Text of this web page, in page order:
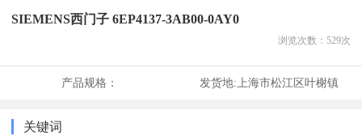
SIEMENS西门子 6EP4137-3AB00-0AY0
浏览次数： 529次
产品规格： 发货地: 上海市松江区叶榭镇
关键词